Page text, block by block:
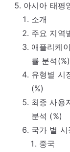
아시아 태평
소개
주요 지역
애플리케
률 분석(%)
유형별 시
(%)
최종 사용
분석 (%)
국가 별
중국